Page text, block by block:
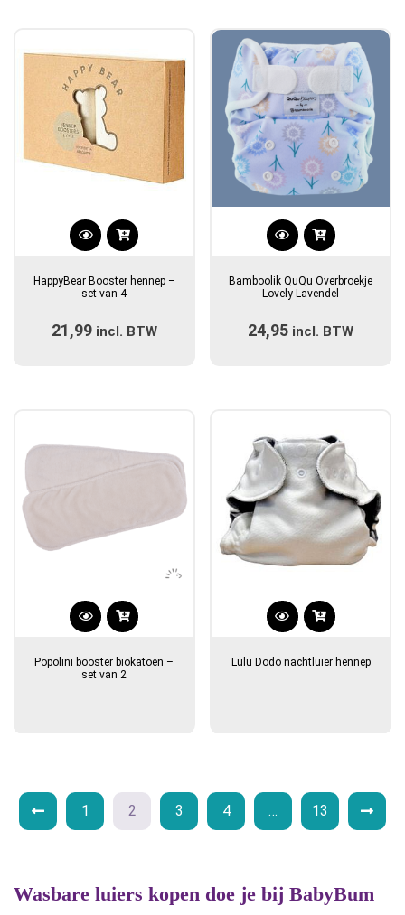
HappyBear Booster hennep –
set van 4
21,99 incl. BTW
Bamboolik QuQu Overbroekje
Lovely Lavendel
24,95 incl. BTW
Popolini booster biokatoen –
set van 2
Lulu Dodo nachtluier hennep
1 2 3 4 … 13
Wasbare luiers kopen doe je bij BabyBum